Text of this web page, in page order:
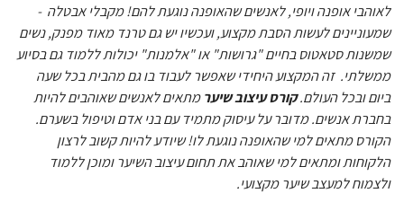
לאוהבי אופנה ויופי, לאנשים שהאופנה נוגעת להם! מקבלי אבטלה -
שמעוניינים לעשות הסבת מקצוע, ועכשיו יש גם טרנד מאוד מפנק, נשים
שמשנות סטאטוס בחיים "גרושות" או "אלמנות" יכולות ללמוד גם בסיוע
ממשלתי. זה המקצוע היחידי שאפשר לעבוד בו גם מהבית בכל שעה
ביום ובכל העולם.קורס עיצוב שיערמתאים לאנשים שאוהבים להיות
בחברת אנשים. מדובר על עיסוק מתמיד עם בני אדם וטיפול בשערם.
הקורס מתאים למי שהאופנה נוגעת לו! שיודע להיות קשוב לרצון
הלקוחות ומתאים למי שאוהב את תחום עיצוב השיער ומוכן ללמוד
ולצמוח למעצב שיער מקצועי.